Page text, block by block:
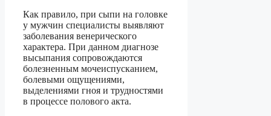
Как правило, при сыпи на головке
у мужчин специалисты выявляют
заболевания венерического
характера. При данном диагнозе
высыпания сопровождаются
болезненным мочеиспусканием,
болевыми ощущениями,
выделениями гноя и трудностями
в процессе полового акта.